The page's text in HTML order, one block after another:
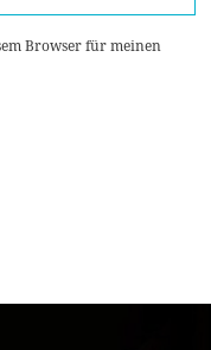
Browser für meinen